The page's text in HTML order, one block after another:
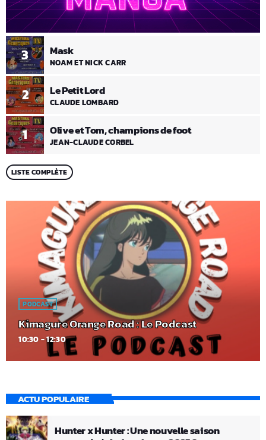
1 Olive et Tom, champions de foot
JEAN-CLAUDE CORBEL
2 Le Petit Lord
CLAUDE LOMBARD
3 Mask
NOAM ET NICK CARR
LISTE COMPLÈTE
PODCAST
Kimagure Orange Road : Le Podcast
10:30 - 12:30
ACTU POPULAIRE
Hunter x Hunter : Une nouvelle saison